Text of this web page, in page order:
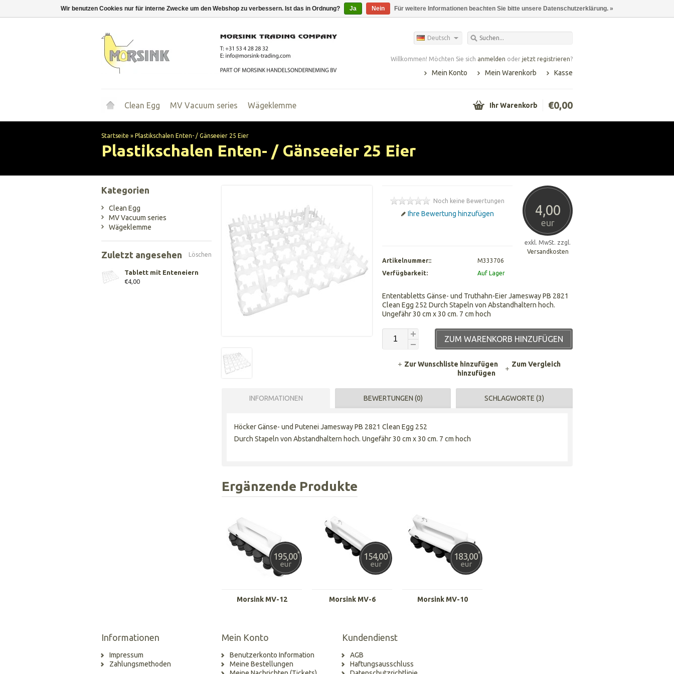
Deutsch
Willkommen! Möchten Sie sich anmelden oder jetzt registrieren?
Mein Konto Mein Warenkorb Kasse
Clean Egg MV Vacuum series Wägeklemme Ihr Warenkorb €0,00
Startseite » Plastikschalen Enten- / Gänseeier 25 Eier
Plastikschalen Enten- / Gänseeier 25 Eier
4,00
eur
exkl. MwSt. zzgl.
Versandkosten
Noch keine Bewertungen
Ihre Bewertung hinzufügen
Artikelnummer::
M333706
Verfügbarkeit:
Auf Lager
Ententabletts Gänse- und Truthahn-Eier Jamesway PB 2821
Clean Egg 252 Durch Stapeln von Abstandhaltern hoch.
Ungefähr 30 cm x 30 cm. 7 cm hoch
ZUM WARENKORB HINZUFÜGEN
Zur Wunschliste hinzufügen
Zum Vergleich
hinzufügen
INFORMATIONEN BEWERTUNGEN (0) SCHLAGWORTE (3)
Höcker Gänse- und Putenei Jamesway PB 2821 Clean Egg 252
Durch Stapeln von Abstandhaltern hoch. Ungefähr 30 cm x 30 cm. 7 cm hoch
Ergänzende Produkte
195,00*
eur
Morsink MV-12
154,00*
eur
Morsink MV-6
183,00*
eur
Morsink MV-10
Kategorien
Clean Egg
MV Vacuum series
Wägeklemme
Zuletzt angesehen Löschen
Tablett mit Enteneiern
€4,00
Informationen
Impressum
Zahlungsmethoden
Mein Konto
Benutzerkonto Information
Meine Bestellungen
Kundendienst
AGB
Haftungsausschluss
Wir benutzen Cookies nur für interne Zwecke um den Webshop zu verbessern. Ist das in Ordnung? Ja Nein Für weitere Informationen beachten Sie bitte unsere Datenschutzerklärung. »